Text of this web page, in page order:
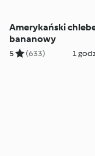
Amerykański
bananowy
5 (633) 1